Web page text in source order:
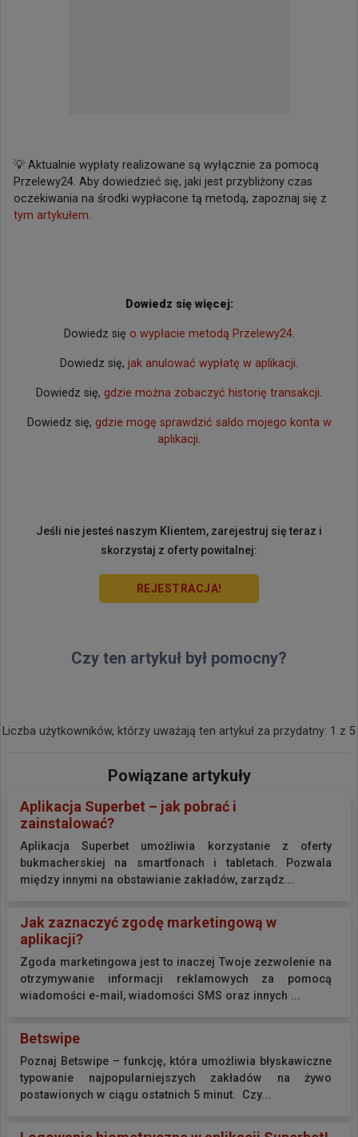
💡 Aktualnie wypłaty realizowane są wyłącznie za pomocą
Przelewy24. Aby dowiedzieć się, jaki jest przybliżony czas
oczekiwania na środki wypłacone tą metodą, zapoznaj się z
tym artykułem.
Dowiedz się więcej:
Dowiedz się o wypłacie metodą Przelewy24.
Dowiedz się, jak anulować wypłatę w aplikacji.
Dowiedz się, gdzie można zobaczyć historię transakcji.
Dowiedz się, gdzie mogę sprawdzić saldo mojego konta w
aplikacji.
Jeśli nie jesteś naszym Klientem, zarejestruj się teraz i
skorzystaj z oferty powitalnej:
REJESTRACJA!
Czy ten artykuł był pomocny?
Liczba użytkowników, którzy uważają ten artykuł za przydatny: 1 z 5
Powiązane artykuły
Aplikacja Superbet – jak pobrać i
zainstalować?
Aplikacja Superbet umożliwia korzystanie z oferty
bukmacherskiej na smartfonach i tabletach. Pozwala
między innymi na obstawianie zakładów, zarządz...
Jak zaznaczyć zgodę marketingową w
aplikacji?
Zgoda marketingowa jest to inaczej Twoje zezwolenie na
otrzymywanie informacji reklamowych za pomocą
wiadomości e-mail, wiadomości SMS oraz innych ...
Betswipe
Poznaj Betswipe – funkcję, która umożliwia błyskawiczne
typowanie najpopularniejszych zakładów na żywo
postawionych w ciągu ostatnich 5 minut. Czy...